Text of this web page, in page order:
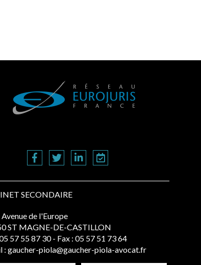
SECONDAIRE
de l'Europe
ST MAGNE-DE-CASTILLON
57 55 87 30 - Fax : 05 57 51 73 64
: gaucher-piola@gaucher-piola-avocat.fr